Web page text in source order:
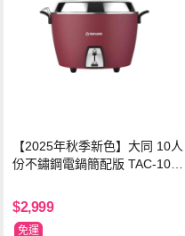
【2025年秋季新色】大同 10人
份不鏽鋼電鍋簡配版 TAC-10L-
$2,999
免運